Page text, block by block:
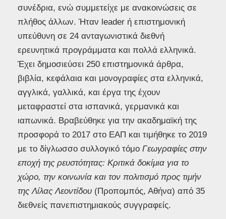
συνέδρια, ενώ συμμετείχε με ανακοινώσεις σε
πλήθος άλλων. Ήταν leader ή επιστημονική
υπεύθυνη σε 24 ανταγωνιστικά διεθνή
ερευνητικά προγράμματα και πολλά ελληνικά.
Έχει δημοσιεύσει 250 επιστημονικά άρθρα,
βιβλία, κεφάλαια και μονογραφίες στα ελληνικά,
αγγλικά, γαλλικά, και έργα της έχουν
μεταφραστεί στα ισπανικά, γερμανικά και
ιαπωνικά. Βραβεύθηκε για την ακαδημαϊκή της
προσφορά το 2017 στο ΕΑΠ και τιμήθηκε το 2019
με το δίγλωσσο συλλογικό τόμο Γεωγραφίες στην
εποχή της ρευστότητας: Κριτικά δοκίμια για το
χώρο, την κοινωνία και τον πολιτισμό προς τιμήν
της Λίλας Λεοντίδου (Προπομπός, Αθήνα) από 35
διεθνείς πανεπιστημιακούς συγγραφείς.